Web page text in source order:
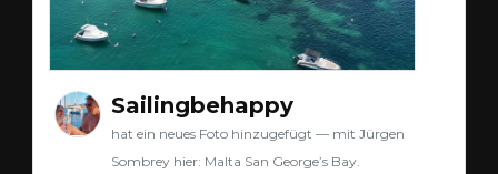
Sailingbehappy
hat ein neues Foto hinzugefügt — mit Jürgen
Sombrey hier: Malta San George’s Bay.